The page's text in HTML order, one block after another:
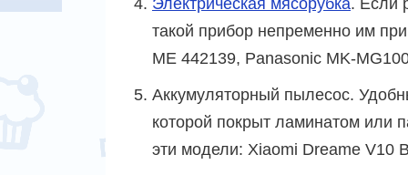
такой прибор непременно им
ME 442139, Panasonic MK-
Аккумуляторный пылесос.
которой покрыт ламинатом или
эти модели: Xiaomi Dreame V10